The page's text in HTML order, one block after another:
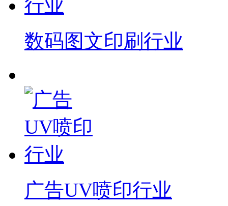
数码图文印刷行业
广告UV喷印行业